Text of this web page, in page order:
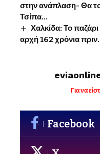
στην ανάπλαση- Θα
Τσίπα…
Χαλκίδα: Το
αρχή 162 χρόνια
Για να
Facebook